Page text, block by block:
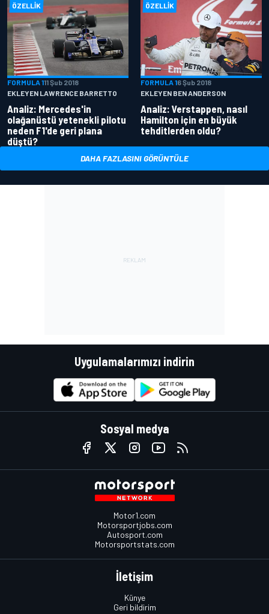
ÖZELLIK
FORMULA 111 Şub 2018
EKLEYEN LAWRENCE BARRETTO
Analiz: Mercedes'in
olağanüstü yetenekli pilotu
neden F1'de geri plana
düştü?
ÖZELLIK
FORMULA 16 Şub 2018
EKLEYEN BEN ANDERSON
Analiz: Verstappen, nasıl
Hamilton için en büyük
tehditlerden oldu?
DAHA FAZLASINI GÖRÜNTÜLE
Uygulamalarımızı indirin
Sosyal medya
Motor1.com
Motorsportjobs.com
Autosport.com
Motorsportstats.com
İletişim
Künye
Geri bildirim